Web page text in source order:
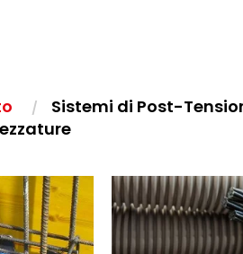
Sistemi di Post-
TIRANTI